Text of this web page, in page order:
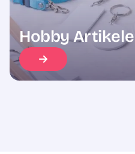
Hobby Artikelen